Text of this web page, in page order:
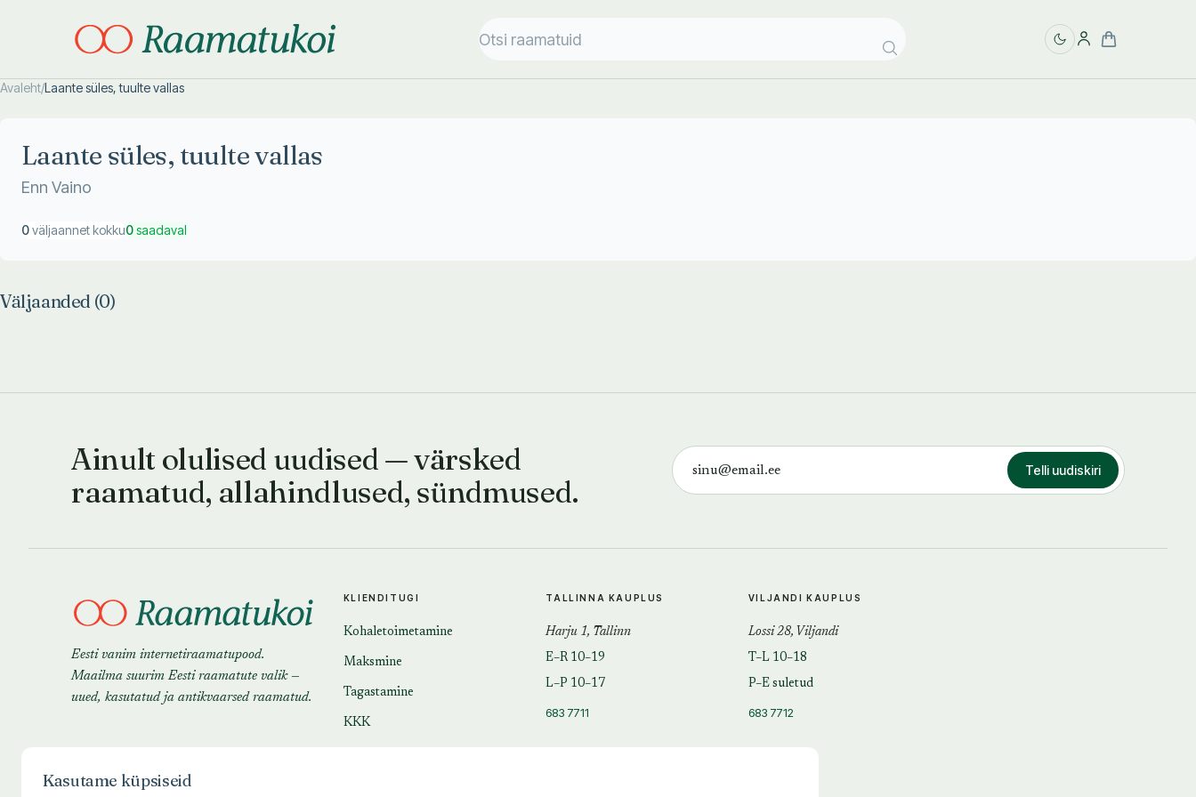
Avaleht/Laante süles, tuulte vallas
Laante süles, tuulte vallas
Enn Vaino
0väljaannet kokku0saadaval
Väljaanded (0)
Ainult olulised uudised — värsked
raamatud, allahindlused, sündmused.
Telli uudiskiri
Eesti vanim internetiraamatupood.
Maailma suurim Eesti raamatute valik —
uued, kasutatud ja antikvaarsed raamatud.
KLIENDITUGI
Kohaletoimetamine
Maksmine
Tagastamine
KKK
TALLINNA KAUPLUS
Harju 1, Tallinn
E–R 10–19
L–P 10–17
683 7711
VILJANDI KAUPLUS
Lossi 28, Viljandi
T–L 10–18
P–E suletud
683 7712
Kasutame küpsiseid